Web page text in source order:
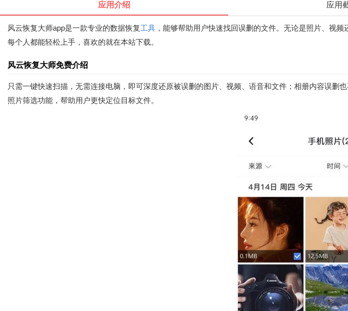
应用介绍 应用
风云恢复大师app是一款专业的数据恢复工具 ，能够帮助用户快速找回误删的文件。无论是照片、视
每个人都能轻松上手，喜欢的就在本站下载。
风云恢复大师免费介绍
只需一键快速扫描，无需连接电脑，即可深度还原被误删的图片、视频、语音和文件；相册内容误
照片筛选功能，帮助用户更快定位目标文件。